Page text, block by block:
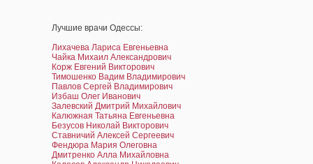
Лучшие врачи Одессы:
Лихачева Лариса Евгеньевна
Чайка Михаил Александрович
Корж Евгений Викторович
Тимошенко Вадим Владимирович
Павлов Сергей Владимирович
Избаш Олег Иванович
Залевский Дмитрий Михайлович
Калюжная Татьяна Евгеньевна
Безусов Николай Викторович
Ставничий Алексей Сергеевич
Фендюра Мария Олеговна
Дмитренко Алла Михайловна